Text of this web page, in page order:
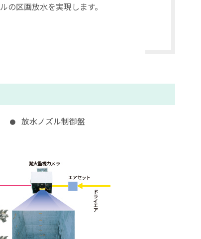
区画放水を実現します。
放水ノズル制御盤